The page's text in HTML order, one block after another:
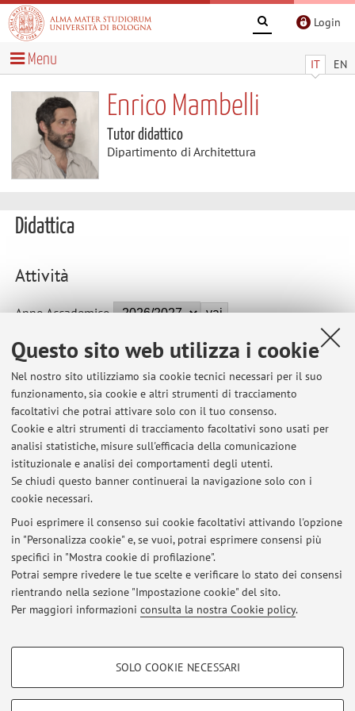
Questo sito web utilizza i cookie
Nel nostro sito utilizziamo sia cookie tecnici necessari per il suo
funzionamento, sia cookie e altri strumenti di tracciamento
facoltativi che potrai attivare solo con il tuo consenso.
Cookie e altri strumenti di tracciamento facoltativi sono usati per
analisi statistiche, misure sull'efficacia della comunicazione
istituzionale e analisi dei comportamenti degli utenti.
Se chiudi questo banner continuerai la navigazione solo con i
cookie necessari.
Puoi esprimere il consenso sui cookie facoltativi attivando l'opzione
in "Personalizza cookie" e, se vuoi, potrai esprimere consensi più
specifici in "Mostra cookie di profilazione".
Potrai sempre rivedere le tue scelte e verificare lo stato dei consensi
rientrando nella sezione "Impostazione cookie" del sito.
Per maggiori informazioni consulta la nostra Cookie policy.
COOKIE DI PROFILAZIONE - FACOLTATIVI
SOLO COOKIE NECESSARI
Login
IT EN
Menu
Enrico Mambelli
Tutor didattico
Dipartimento di Architettura
Didattica
Attività
Anno Accademico
73763 - AFPG - LABORATORIO DI FOTOGRAFIA II -
4 CFU - 4 cfu
Docente:Massimo Sordi
Campus:
Cesena
Corso:
Laurea Magistrale a Ciclo Unico in Architettura
Ultimi avvisi
Al momento non sono presenti avvisi.
Area riservata
Accedi tramiteloginper gestire tutti i contenuti del sito.